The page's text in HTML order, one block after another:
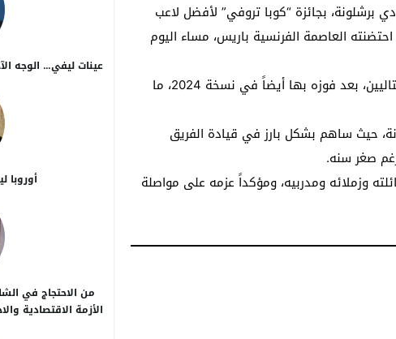
برشلونة، بجائزة “كوبا تروفي” لأفضل لاعب
الذي احتضنته العاصمة الفرنسية باريس، مساء اليوم
وبهذا التتويج، أصبح يامال أول لاعب في تاريخ الجائزة ينالها لعامين متتاليين، بعد فوزه بها أيضاً في نسخة 2024، ما
برشلونة، حيث ساهم بشكل بارز في قيادة الفريق
رغم صغر سنه.
وزملائه ومدربيه، ومؤكداً عزمه على مواصلة
عينات ليفي… الوجه
من الاحتجاج في
الأزمة الاقتصادية